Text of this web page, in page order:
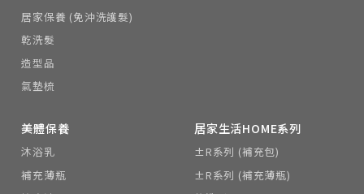
居家保養 (免沖洗護髮)
乾洗髮
造型品
氣墊梳
美體保養
沐浴乳
補充薄瓶
居家生活HOME系列
±R系列 (補充包)
±R系列 (補充薄瓶)